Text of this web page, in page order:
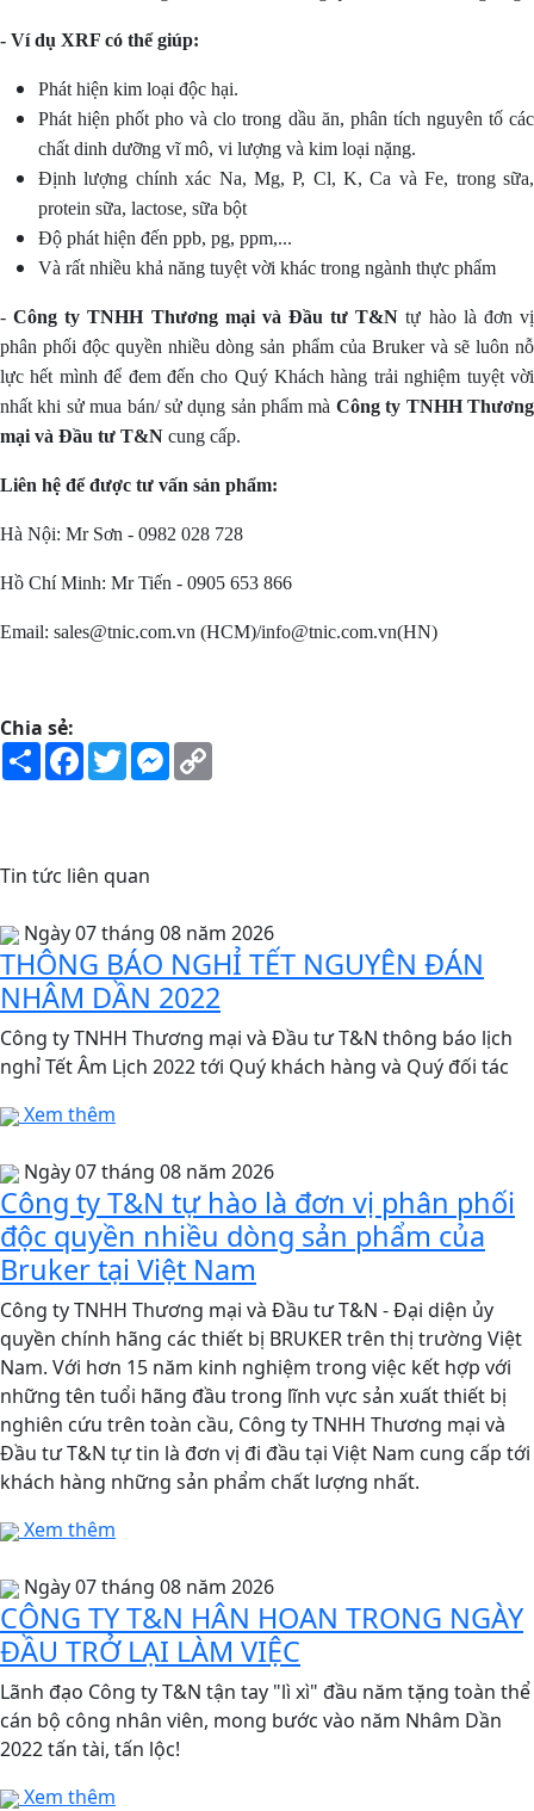
- Ví dụ XRF có thể giúp:
Phát hiện kim loại độc hại.
Phát hiện phốt pho và clo trong dầu ăn, phân tích nguyên tố các
chất dinh dưỡng vĩ mô, vi lượng và kim loại nặng.
Định lượng chính xác Na, Mg, P, Cl, K, Ca và Fe, trong sữa,
protein sữa, lactose, sữa bột
Độ phát hiện đến ppb, pg, ppm,...
Và rất nhiều khả năng tuyệt vời khác trong ngành thực phẩm
-Công ty TNHH Thương mại và Đầu tư T&N tự hào là đơn vị
phân phối độc quyền nhiều dòng sản phẩm của Bruker và sẽ luôn nỗ
lực hết mình để đem đến cho Quý Khách hàng trải nghiệm tuyệt vời
nhất khi sử mua bán/ sử dụng sản phẩm mà Công ty TNHH Thương
mại và Đầu tư T&N cung cấp.
Liên hệ để được tư vấn sản phẩm:
Hà Nội: Mr Sơn - 0982 028 728
Hồ Chí Minh: Mr Tiến - 0905 653 866
Email: sales@tnic.com.vn (HCM)/info@tnic.com.vn(HN)
Chia sẻ:
ShareFacebook
TwitterMessenger
Tin tức liên quan
Ngày 07 tháng 08 năm 2026
THÔNG BÁO NGHỈ TẾT NGUYÊN ĐÁN
NHÂM DẦN 2022
Công ty TNHH Thương mại và Đầu tư T&N thông báo lịch
nghỉ Tết Âm Lịch 2022 tới Quý khách hàng và Quý đối tác
Xem thêm
Ngày 07 tháng 08 năm 2026
Công ty T&N tự hào là đơn vị phân phối
độc quyền nhiều dòng sản phẩm của
Bruker tại Việt Nam
Công ty TNHH Thương mại và Đầu tư T&N - Đại diện ủy
quyền chính hãng các thiết bị BRUKER trên thị trường Việt
Nam. Với hơn 15 năm kinh nghiệm trong việc kết hợp với
những tên tuổi hãng đầu trong lĩnh vực sản xuất thiết bị
nghiên cứu trên toàn cầu, Công ty TNHH Thương mại và
Đầu tư T&N tự tin là đơn vị đi đầu tại Việt Nam cung cấp tới
khách hàng những sản phẩm chất lượng nhất.
Xem thêm
Ngày 07 tháng 08 năm 2026
CÔNG TY T&N HÂN HOAN TRONG NGÀY
ĐẦU TRỞ LẠI LÀM VIỆC
Lãnh đạo Công ty T&N tận tay "lì xì" đầu năm tặng toàn thể
cán bộ công nhân viên, mong bước vào năm Nhâm Dần
2022 tấn tài, tấn lộc!
Xem thêm